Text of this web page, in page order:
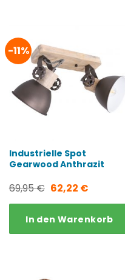
-11%
Industrielle Spot
Gearwood Anthrazit
69,95€ Ursprünglicher
Preis
war:
62,22 €Aktueller
Preis
ist:
In den Warenkorb